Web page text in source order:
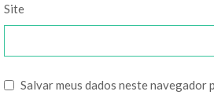
Site
Salvar meus dados neste navegador